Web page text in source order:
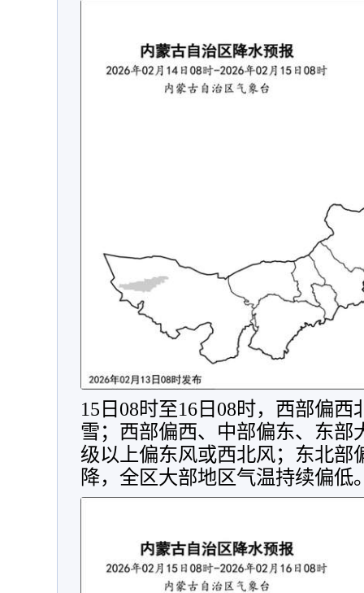
15日08时至16日08时，西部偏
雪；西部偏西、中部偏东、东部
级以上偏东风或西北风；东北部
降，全区大部地区气温持续偏低